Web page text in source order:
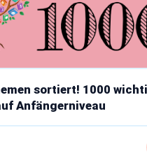
sortiert! 1000
Anfängerniveau